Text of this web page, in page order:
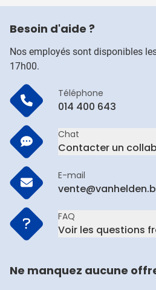
Besoin d'aide ?
Nos employés sont disponibles
17h00.
Téléphone
014 400 643
Chat
Contacter un
E-mail
FAQ
Voir les questions
Ne manquez aucune